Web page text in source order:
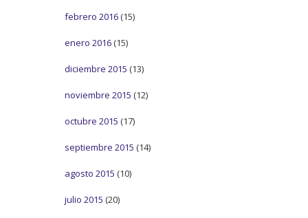
febrero 2016 (15)
enero 2016 (15)
diciembre 2015 (13)
noviembre 2015 (12)
octubre 2015 (17)
septiembre 2015 (14)
agosto 2015 (10)
julio 2015 (20)